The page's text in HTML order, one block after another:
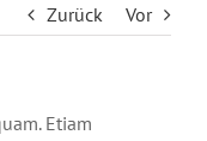
Zurück Vor
Etiam